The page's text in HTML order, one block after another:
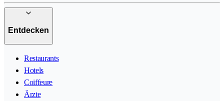
Entdecken
Restaurants
Hotels
Coiffeure
Ärzte